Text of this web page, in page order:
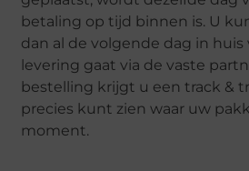
betaling op tijd binnen is. U
dan al de volgende dag in huis
levering gaat via de vaste
bestelling krijgt u een track &
precies kunt zien waar uw
moment.